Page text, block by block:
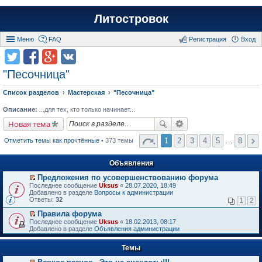
Литостровок
Меню FAQ Вход
Регистрация
"Песочница"
Список разделов Мастерская "Песочница"
Описание: ...для тех, кто только начинает...
Новая тема
Отметить темы как прочтённые• 373 темы 1 2 3 4 5 … 8
Объявления
П
е
р
й
т
и
к
п
в
Предложения по усовершенствованию форума
Последнее сообщение Uksus « 28.07.2020, 18:49
Добавлено в разделе Вопросы к администрации
Ответы: 32 1 2
П
е
р
е
т
Правила форума
Последнее сообщение Uksus « 18.02.2013, 08:17
Добавлено в разделе Объявления администрации
Темы